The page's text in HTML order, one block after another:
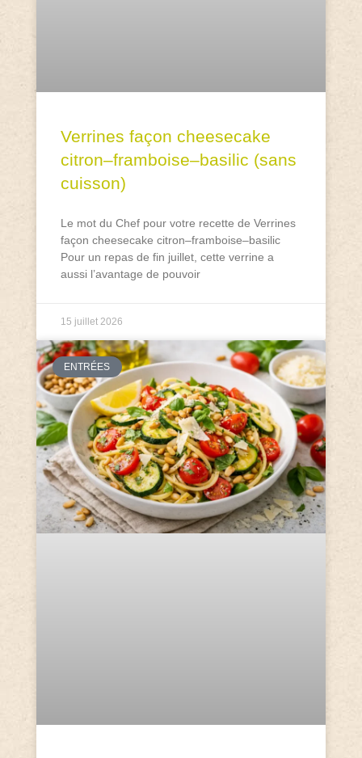
Verrines façon cheesecake
citron–framboise–basilic (sans
cuisson)
Le mot du Chef pour votre recette de Verrines
façon cheesecake citron–framboise–basilic
Pour un repas de fin juillet, cette verrine a
aussi l’avantage de pouvoir
15 juillet 2026
ENTRÉES